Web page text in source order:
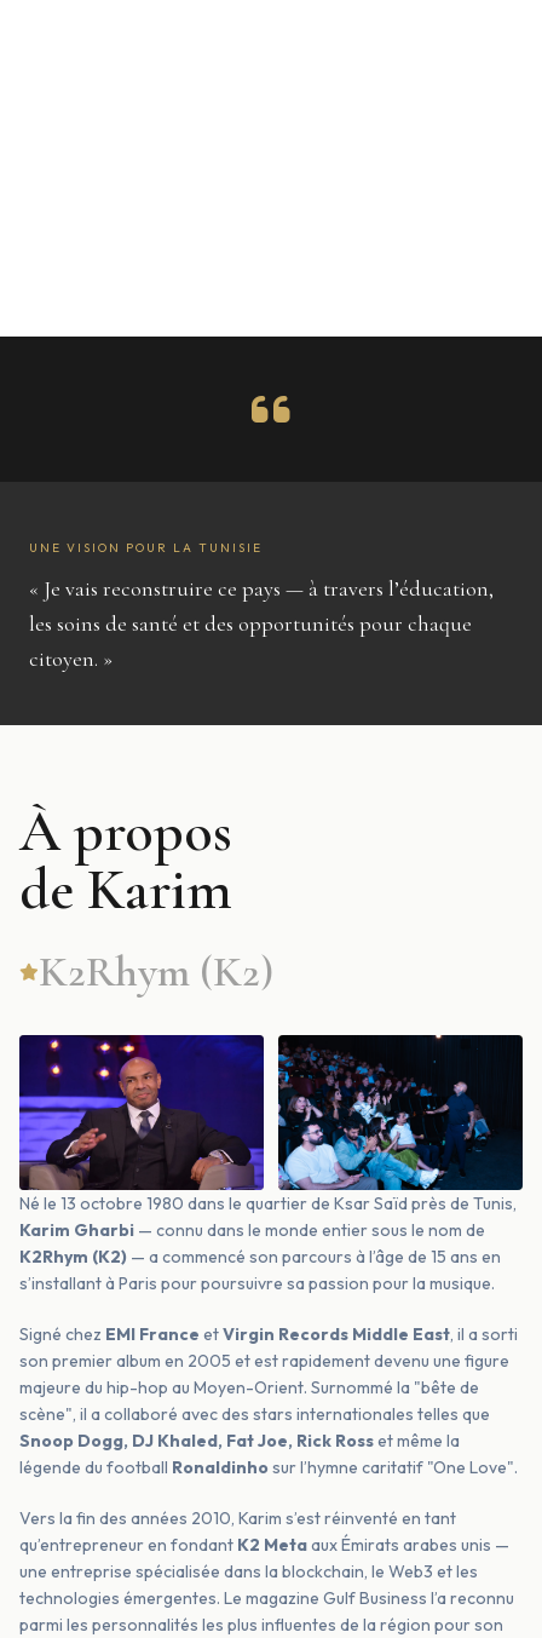
UNE VISION POUR LA TUNISIE
« Je vais reconstruire ce pays — à travers l’éducation,
les soins de santé et des opportunités pour chaque
citoyen. »
À propos
de Karim
K2Rhym (K2)
Né le 13 octobre 1980 dans le quartier de Ksar Saïd près de Tunis,
Karim Gharbi — connu dans le monde entier sous le nom de
K2Rhym (K2) — a commencé son parcours à l’âge de 15 ans en
s’installant à Paris pour poursuivre sa passion pour la musique.
Signé chez EMI France etVirgin Records Middle East , il a sorti
son premier album en 2005 et est rapidement devenu une figure
majeure du hip-hop au Moyen-Orient. Surnommé la "bête de
scène", il a collaboré avec des stars internationales telles que
Snoop Dogg, DJ Khaled, Fat Joe, Rick Rosset même la
légende du football Ronaldinhosur l’hymne caritatif "One Love".
Vers la fin des années 2010, Karim s’est réinventé en tant
qu’entrepreneur en fondant K2 Metaaux Émirats arabes unis —
une entreprise spécialisée dans la blockchain, le Web3 et les
technologies émergentes. Le magazine Gulf Business l’a reconnu
parmi les personnalités les plus influentes de la région pour son